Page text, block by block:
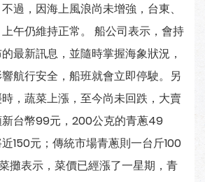
過，因海上風浪尚未增強，台東、
午仍維持正常。 船公司表示，會持
最新訊息，並隨時掌握海象狀況，
航行安全，船班就會立即停駛。另
，蔬菜上漲，至今尚未回跌，大賣
台幣99元，200公克的青蔥49
150元；傳統市場青蔥則一台斤100
攤表示，菜價已經漲了一星期，青